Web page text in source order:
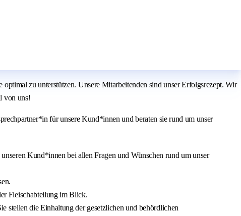
zu unterstützen. Unsere Mitarbeitenden sind unser Erfolgsrezept. Wir
von uns!
für unsere Kund*innen und beraten sie rund um unser
Kund*innen bei allen Fragen und Wünschen rund um unser
Fleischabteilung im Blick.
stellen die Einhaltung der gesetzlichen und behördlichen